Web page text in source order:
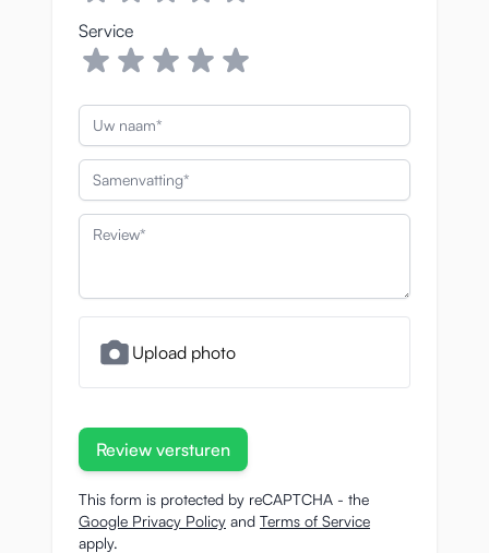
Service
Uw naam
Samenvatting
Review
Upload photo
Review versturen
This form is protected by reCAPTCHA - the
Google Privacy Policy and Terms of Service
apply.